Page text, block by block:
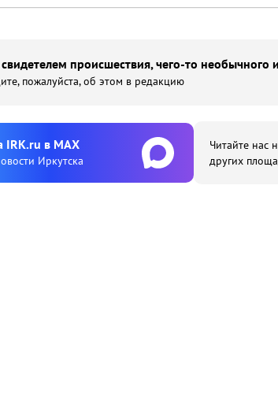
происшествия, чего-то необычного
пожалуйста, об этом в редакцию
IRK.ru в MAX
Иркутска
Читайте нас
других